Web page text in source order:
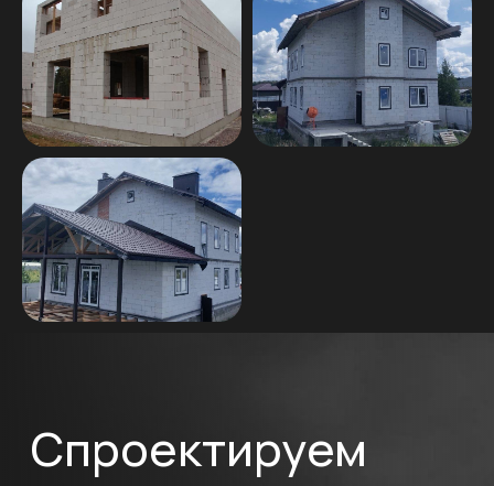
Оставьте заявку на подробный расчет
стоимости и сроков строительства.
С вами свяжется наш инженер-
архитектор
+7
персональных данных